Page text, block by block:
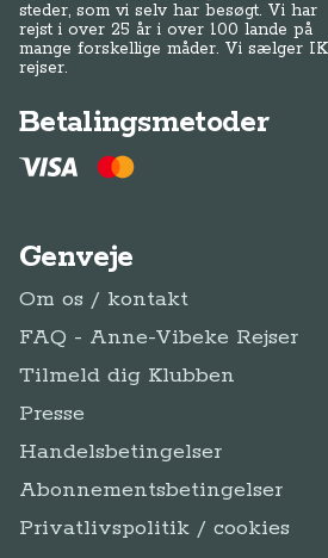
steder, som vi selv har besøgt. Vi har
rejst i over 25 år i over 100 lande på
mange forskellige måder. Vi sælger
rejser.
Betalingsmetoder
Genveje
Om os / kontakt
FAQ - Anne-Vibeke Rejser
Tilmeld dig Klubben
Presse
Handelsbetingelser
Abonnementsbetingelser
Privatlivspolitik / cookies